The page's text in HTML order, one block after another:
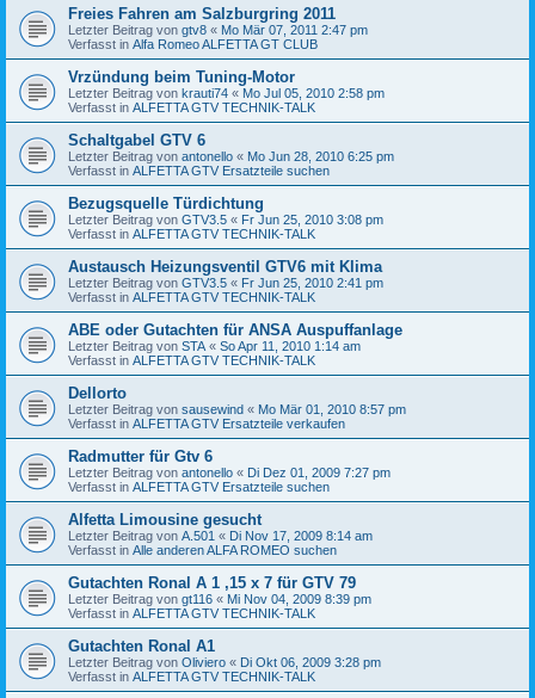
Freies Fahren am Salzburgring 2011
Letzter Beitrag von gtv8 « Mo Mär 07, 2011 2:47 pm
Verfasst in Alfa Romeo ALFETTA GT CLUB
Vrzündung beim Tuning-Motor
Letzter Beitrag von krauti74 « Mo Jul 05, 2010 2:58 pm
Verfasst in ALFETTA GTV TECHNIK-TALK
Schaltgabel GTV 6
Letzter Beitrag von antonello « Mo Jun 28, 2010 6:25 pm
Verfasst in ALFETTA GTV Ersatzteile suchen
Bezugsquelle Türdichtung
Letzter Beitrag von GTV3.5 « Fr Jun 25, 2010 3:08 pm
Verfasst in ALFETTA GTV TECHNIK-TALK
Austausch Heizungsventil GTV6 mit Klima
Letzter Beitrag von GTV3.5 « Fr Jun 25, 2010 2:41 pm
Verfasst in ALFETTA GTV TECHNIK-TALK
ABE oder Gutachten für ANSA Auspuffanlage
Letzter Beitrag von STA « So Apr 11, 2010 1:14 am
Verfasst in ALFETTA GTV TECHNIK-TALK
Dellorto
Letzter Beitrag von sausewind « Mo Mär 01, 2010 8:57 pm
Verfasst in ALFETTA GTV Ersatzteile verkaufen
Radmutter für Gtv 6
Letzter Beitrag von antonello « Di Dez 01, 2009 7:27 pm
Verfasst in ALFETTA GTV Ersatzteile suchen
Alfetta Limousine gesucht
Letzter Beitrag von A.501 « Di Nov 17, 2009 8:14 am
Verfasst in Alle anderen ALFA ROMEO suchen
Gutachten Ronal A 1 ,15 x 7 für GTV 79
Letzter Beitrag von gt116 « Mi Nov 04, 2009 8:39 pm
Verfasst in ALFETTA GTV TECHNIK-TALK
Gutachten Ronal A1
Letzter Beitrag von Oliviero « Di Okt 06, 2009 3:28 pm
Verfasst in ALFETTA GTV TECHNIK-TALK